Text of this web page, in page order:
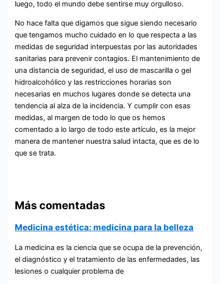
luego, todo el mundo debe sentirse muy orgulloso.
No hace falta que digamos que sigue siendo necesario
que tengamos mucho cuidado en lo que respecta a las
medidas de seguridad interpuestas por las autoridades
sanitarias para prevenir contagios. El mantenimiento de
una distancia de seguridad, el uso de mascarilla o gel
hidroalcohólico y las restricciones horarias son
necesarias en muchos lugares donde se detecta una
tendencia al alza de la incidencia. Y cumplir con esas
medidas, al margen de todo lo que os hemos
comentado a lo largo de todo este artículo, es la mejor
manera de mantener nuestra salud intacta, que es de lo
que se trata.
Más comentadas
Medicina estética: medicina para la belleza
La medicina es la ciencia que se ocupa de la prevención,
el diagnóstico y el tratamiento de las enfermedades, las
lesiones o cualquier problema de